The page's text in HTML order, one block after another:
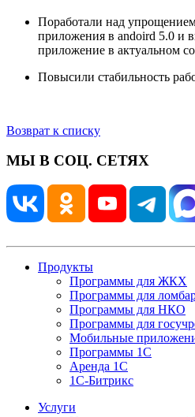
Поработали над
приложения в andoird 5.0 и
приложение в актуальном
Повысили стабильность
Возврат к списку
МЫ В СОЦ. СЕТЯХ
Продукты
Программы для ЖКХ
Программы для
Программы для НКО
Программы для
Мобильные
Программы 1С
Аренда 1С
1С-Битрикс
Услуги